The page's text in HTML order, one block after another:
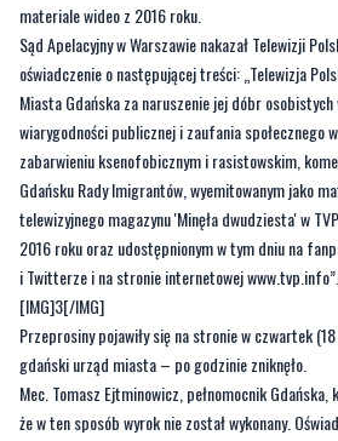
materiale wideo z 2016 roku.
Sąd Apelacyjny w Warszawie nakazał Telewizji
oświadczenie o następującej treści: „Telewizja
Miasta Gdańska za naruszenie jej dóbr
wiarygodności publicznej i zaufania społecznego
zabarwieniu ksenofobicznym i rasistowskim,
Gdańsku Rady Imigrantów, wyemitowanym jako
telewizyjnego magazynu 'Minęła dwudziesta' w
2016 roku oraz udostępnionym w tym dniu na
i Twitterze i na stronie internetowej www.tvp.info”.
[IMG]3[/IMG]
Przeprosiny pojawiły się na stronie w czwartek
gdański urząd miasta – po godzinie zniknęło.
Mec. Tomasz Ejtminowicz, pełnomocnik Gdańska,
że w ten sposób wyrok nie został wykonany.